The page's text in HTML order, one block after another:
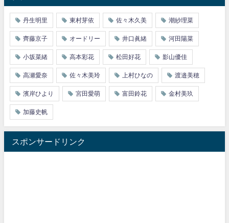
丹生明里 東村芽依 佐々木久美 潮紗理菜
齊藤京子 オードリー 井口眞緒 河田陽菜
小坂菜緒 高本彩花 松田好花 影山優佳
高瀬愛奈 佐々木美玲 上村ひなの 渡邉美穂
濱岸ひより 宮田愛萌 富田鈴花 金村美玖
加藤史帆
スポンサードリンク